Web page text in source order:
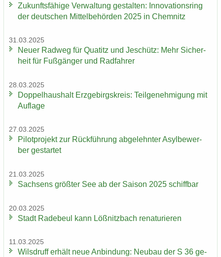
Zu­kunfts­fä­hi­ge Ver­wal­tung ge­stal­ten: In­no­va­ti­ons­ring
der deut­schen Mit­tel­be­hör­den 2025 in Chem­nitz
31.03.2025
Neuer Rad­weg für Qua­titz und Je­schütz: Mehr Si­cher­
heit für Fuß­gän­ger und Rad­fah­rer
28.03.2025
Dop­pel­haus­halt Erz­ge­birgs­kreis: Teil­ge­neh­mi­gung mit
Auf­la­ge
27.03.2025
Pi­lot­pro­jekt zur Rück­füh­rung ab­ge­lehn­ter Asyl­be­wer­
ber ge­star­tet
21.03.2025
Sach­sens größ­ter See ab der Sai­son 2025 schiff­bar
20.03.2025
Stadt Ra­de­beul kann Löß­nitz­bach re­na­tu­rie­ren
11.03.2025
Wilsd­ruff er­hält neue An­bin­dung: Neu­bau der S 36 ge­